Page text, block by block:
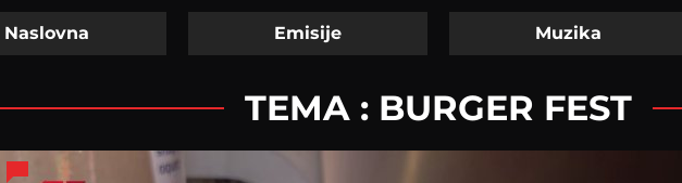
Naslovna Emisije Muzika
TEMA : BURGER FEST